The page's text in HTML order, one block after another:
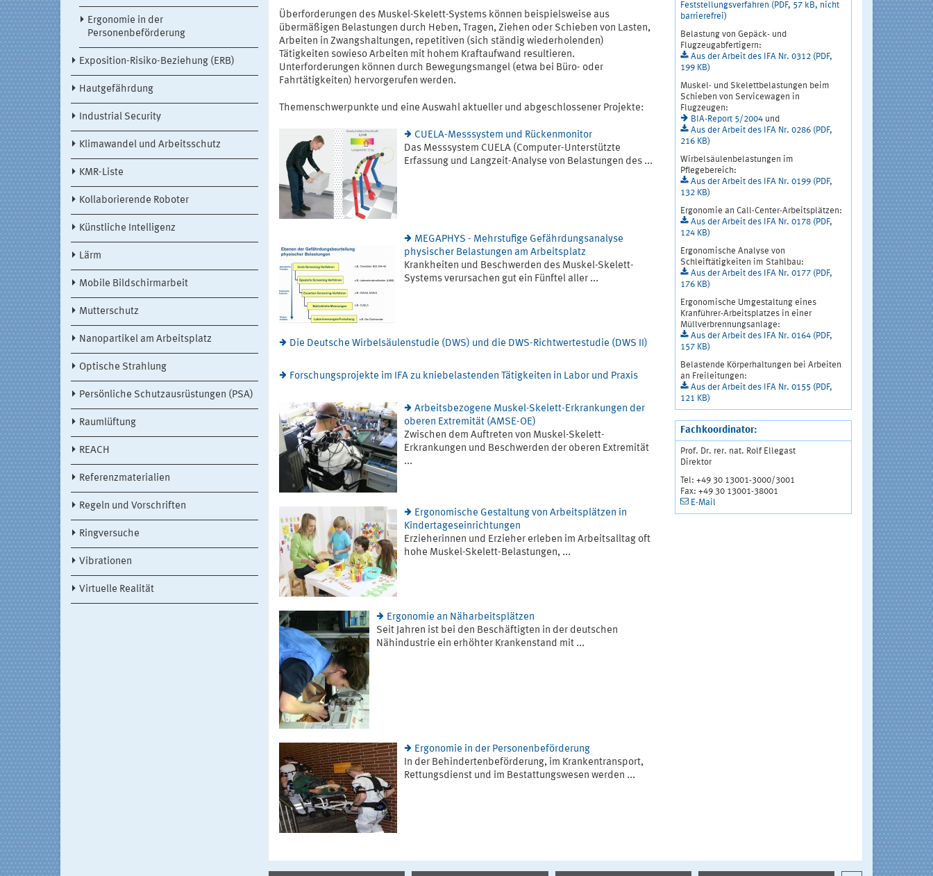
Ergonomie in der
Personenbeförderung
Exposition-Risiko-Beziehung (ERB)
Hautgefährdung
Industrial Security
Klimawandel und Arbeitsschutz
KMR-Liste
Kollaborierende Roboter
Künstliche Intelligenz
Lärm
Mobile Bildschirmarbeit
Mutterschutz
Nanopartikel am Arbeitsplatz
Optische Strahlung
Persönliche Schutzausrüstungen (PSA)
Raumlüftung
REACH
Referenzmaterialien
Regeln und Vorschriften
Ringversuche
Vibrationen
Virtuelle Realität
Überforderungen des Muskel-Skelett-Systems können beispielsweise aus
übermäßigen Belastungen durch Heben, Tragen, Ziehen oder Schieben von Lasten,
Arbeiten in Zwangshaltungen, repetitiven (sich ständig wiederholenden)
Tätigkeiten sowieso Arbeiten mit hohem Kraftaufwand resultieren.
Unterforderungen können durch Bewegungsmangel (etwa bei Büro- oder
Fahrtätigkeiten) hervorgerufen werden.
Themenschwerpunkte und eine Auswahl aktueller und abgeschlossener Projekte:
CUELA-Messsystem und Rückenmonitor
Das Messsystem CUELA (Computer-Unterstützte
Erfassung und Langzeit-Analyse von Belastungen des ...
MEGAPHYS - Mehrstufige Gefährdungsanalyse
physischer Belastungen am Arbeitsplatz
Krankheiten und Beschwerden des Muskel-Skelett-
Systems verursachen gut ein Fünftel aller ...
Die Deutsche Wirbelsäulenstudie (DWS) und die DWS-Richtwertestudie (DWS II)
Forschungsprojekte im IFA zu kniebelastenden Tätigkeiten in Labor und Praxis
Arbeitsbezogene Muskel-Skelett-Erkrankungen der
oberen Extremität (AMSE-OE)
Zwischen dem Auftreten von Muskel-Skelett-
Erkrankungen und Beschwerden der oberen Extremität
...
Ergonomische Gestaltung von Arbeitsplätzen in
Kindertageseinrichtungen
Erzieherinnen und Erzieher erleben im Arbeitsalltag oft
hohe Muskel-Skelett-Belastungen, ...
Ergonomie an Näharbeitsplätzen
Seit Jahren ist bei den Beschäftigten in der deutschen
Nähindustrie ein erhöhter Krankenstand mit ...
Ergonomie in der Personenbeförderung
In der Behindertenbeförderung, im Krankentransport,
Rettungsdienst und im Bestattungswesen werden ...
Feststellungsverfahren (PDF, 57 kB, nicht
barrierefrei)
Belastung von Gepäck- und
Flugzeugabfertigern:
Aus der Arbeit des IFA Nr. 0312 (PDF,
199 KB)
Muskel- und Skelettbelastungen beim
Schieben von Servicewagen in
Flugzeugen:
BIA-Report 5/2004und
Aus der Arbeit des IFA Nr. 0286 (PDF,
216 KB)
Wirbelsäulenbelastungen im
Pflegebereich:
Aus der Arbeit des IFA Nr. 0199 (PDF,
132 KB)
Ergonomie an Call-Center-Arbeitsplätzen:
Aus der Arbeit des IFA Nr. 0178 (PDF,
124 KB)
Ergonomische Analyse von
Schleiftätigkeiten im Stahlbau:
Aus der Arbeit des IFA Nr. 0177 (PDF,
176 KB)
Ergonomische Umgestaltung eines
Kranführer-Arbeitsplatzes in einer
Müllverbrennungsanlage:
Aus der Arbeit des IFA Nr. 0164 (PDF,
157 KB)
Belastende Körperhaltungen bei Arbeiten
an Freileitungen:
Aus der Arbeit des IFA Nr. 0155 (PDF,
121 KB)
Fachkoordinator:
Prof. Dr. rer. nat. Rolf Ellegast
Direktor
Tel: +49 30 13001-3000/3001
Fax: +49 30 13001-38001
E-Mail